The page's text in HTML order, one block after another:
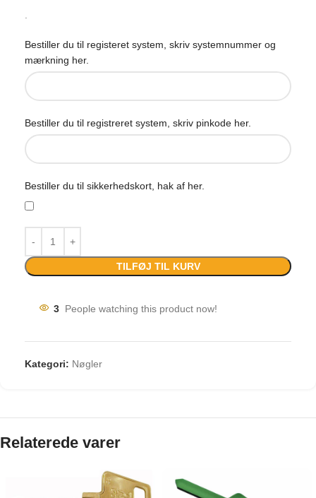
.
Bestiller du til registeret system, skriv systemnummer og
mærkning her.
Bestiller du til registreret system, skriv pinkode her.
Bestiller du til sikkerhedskort, hak af her.
TILFØJ TIL KURV
3 People watching this product now!
Kategori: Nøgler
Relaterede varer